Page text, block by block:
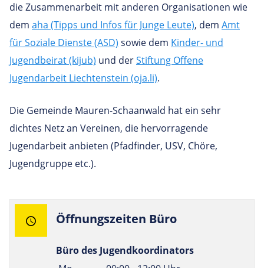
die Zusammenarbeit mit anderen Organisationen wie
dem aha (Tipps und Infos für Junge Leute), dem Amt
für Soziale Dienste (ASD) sowie dem Kinder- und
Jugendbeirat (kijub) und derStiftung Offene
Jugendarbeit Liechtenstein (oja.li).
Die Gemeinde Mauren-Schaanwald hat ein sehr
dichtes Netz an Vereinen, die hervorragende
Jugendarbeit anbieten (Pfadfinder, USV, Chöre,
Jugendgruppe etc.).
Öff­nungs­zeiten Büro
Büro des Jugendkoordinators